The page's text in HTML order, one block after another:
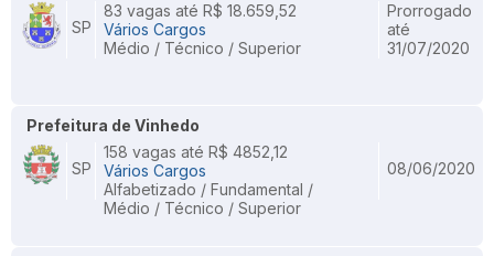
SP
83 vagas até R$ 18.659,52
Vários Cargos
Médio / Técnico / Superior
Prorrogado
até
31/07/2020
Prefeitura de Vinhedo
SP
158 vagas até R$ 4852,12
Vários Cargos
Alfabetizado / Fundamental /
Médio / Técnico / Superior
08/06/2020